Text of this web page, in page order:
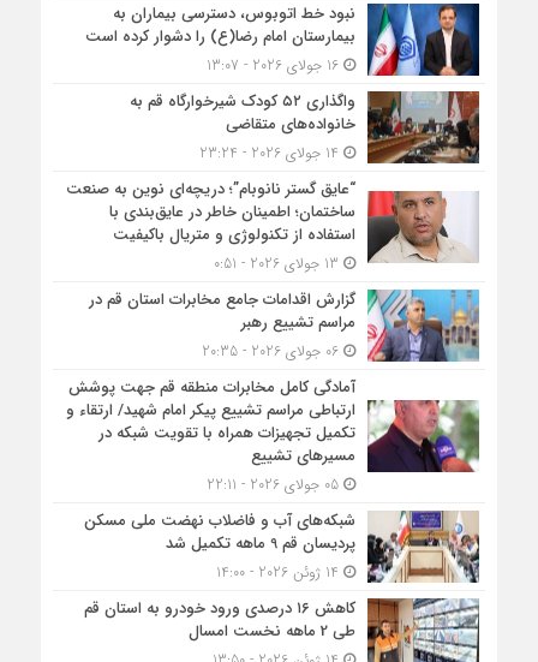
نبود خط اتوبوس، دسترسی بیماران به
بیمارستان امام رضا(ع) را دشوار کرده است
16 جولای 2026 - 13:07
واگذاری ۵۲ کودک شیرخوارگاه قم به
خانواده‌های متقاضی
“عایق گستر نانوبام”؛ دریچه‌ای نوین به صنعت
ساختمان؛ اطمینان خاطر در عایق‌بندی با
استفاده از تکنولوژی و متریال باکیفیت
گزارش اقدامات جامع مخابرات استان قم در
مراسم تشییع رهبر
06 جولای 2026 - 20:35
آمادگی کامل مخابرات منطقه قم جهت پوشش
ارتباطی مراسم تشییع پیکر امام شهید/ ارتقاء و
تکمیل تجهیزات همراه با تقویت شبکه در
مسیرهای تشییع
05 جولای 2026 - 22:11
شبكه‌های آب و فاضلاب نهضت ملی مسكن
پردیسان قم 9 ماهه تكمیل شد
کاهش ۱۶ درصدی ورود خودرو به استان قم
طی 2 ماهه نخست امسال